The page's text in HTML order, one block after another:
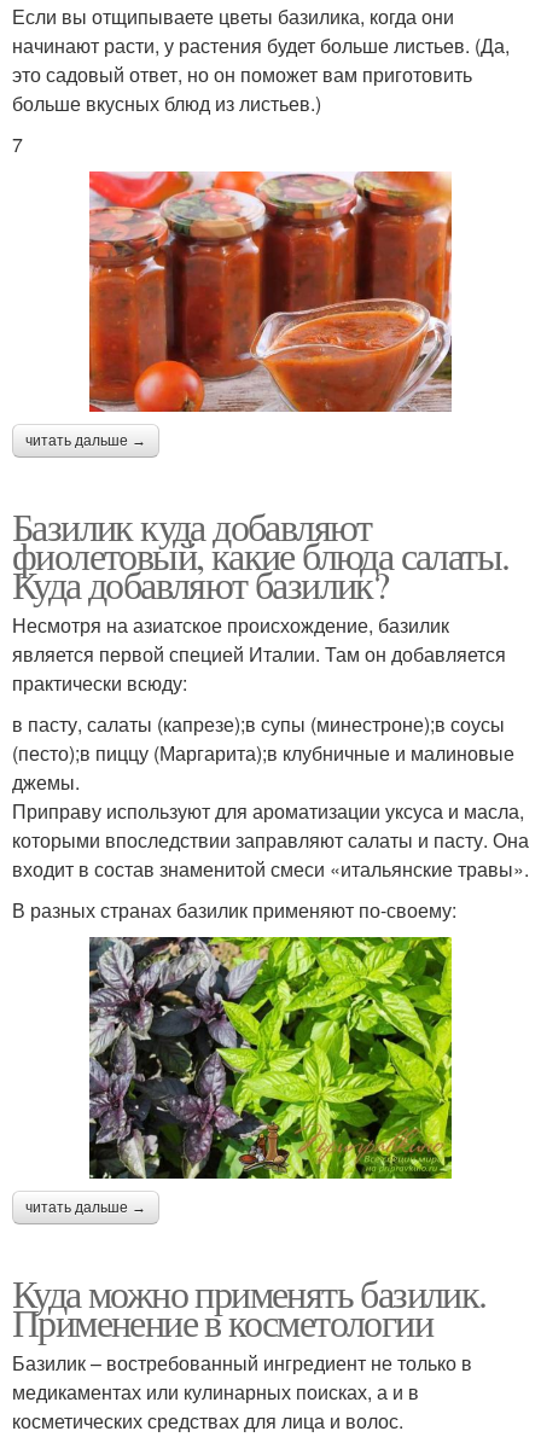
Если вы отщипываете цветы базилика, когда они
начинают расти, у растения будет больше листьев. (Да,
это садовый ответ, но он поможет вам приготовить
больше вкусных блюд из листьев.)
7
читать дальше →
Базилик куда добавляют
фиолетовый, какие блюда салаты.
Куда добавляют базилик?
Несмотря на азиатское происхождение, базилик
является первой специей Италии. Там он добавляется
практически всюду:
в пасту, салаты (капрезе);в супы (минестроне);в соусы
(песто);в пиццу (Маргарита);в клубничные и малиновые
джемы.
Приправу используют для ароматизации уксуса и масла,
которыми впоследствии заправляют салаты и пасту. Она
входит в состав знаменитой смеси «итальянские травы».
В разных странах базилик применяют по-своему:
читать дальше →
Куда можно применять базилик.
Применение в косметологии
Базилик – востребованный ингредиент не только в
медикаментах или кулинарных поисках, а и в
косметических средствах для лица и волос.